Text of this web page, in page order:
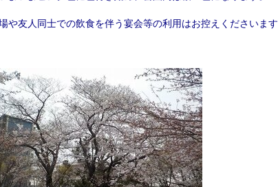
友人同士での飲食を伴う宴会等の利用はお控えくださいます